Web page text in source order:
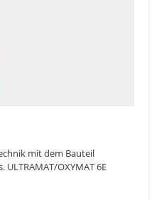
mit dem Bauteil
ULTRAMAT/OXYMAT 6E